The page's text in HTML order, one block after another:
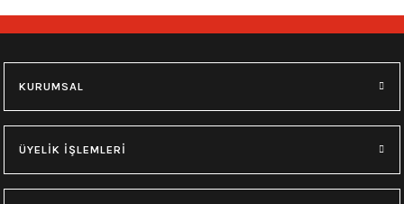
KURUMSAL
ÜYELİK İŞLEMLERİ